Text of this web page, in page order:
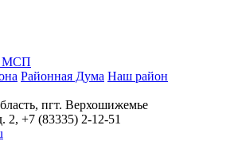
Районная Дума Наш район
пгт. Верхошижемье
2, +7 (83335) 2-12-51